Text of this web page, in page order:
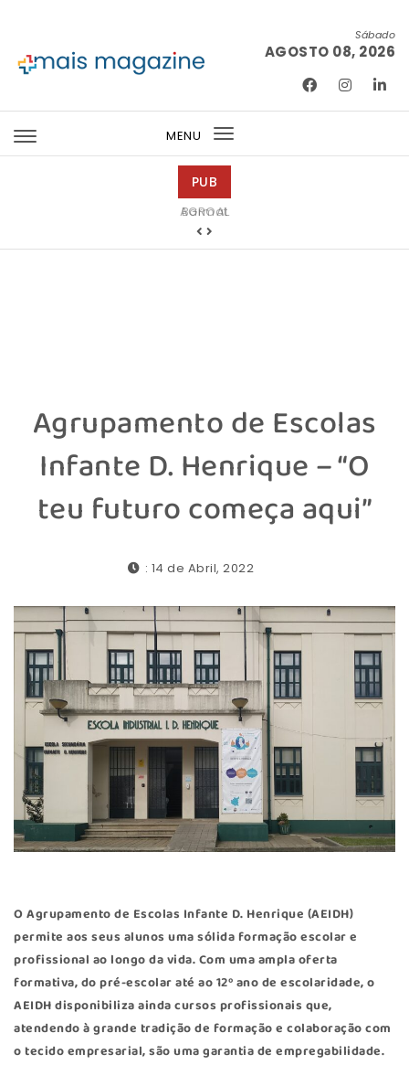
Sábado
AGOSTO 08, 2026
MENU
Toggle
PUB
Barmat
Agrupamento de Escolas
Infante D. Henrique – “O
teu futuro começa aqui”
: 14 de Abril, 2022
O Agrupamento de Escolas Infante D. Henrique (AEIDH)
permite aos seus alunos uma sólida formação escolar e
profissional ao longo da vida. Com uma ampla oferta
formativa, do pré-escolar até ao 12º ano de escolaridade, o
AEIDH disponibiliza ainda cursos profissionais que,
atendendo à grande tradição de formação e colaboração com
o tecido empresarial, são uma garantia de empregabilidade.